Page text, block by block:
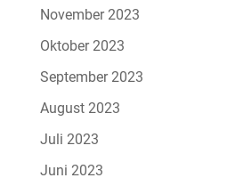
November 2023
Oktober 2023
September 2023
August 2023
Juli 2023
Juni 2023